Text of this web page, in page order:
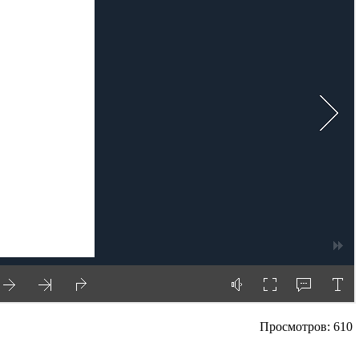
Просмотров: 610